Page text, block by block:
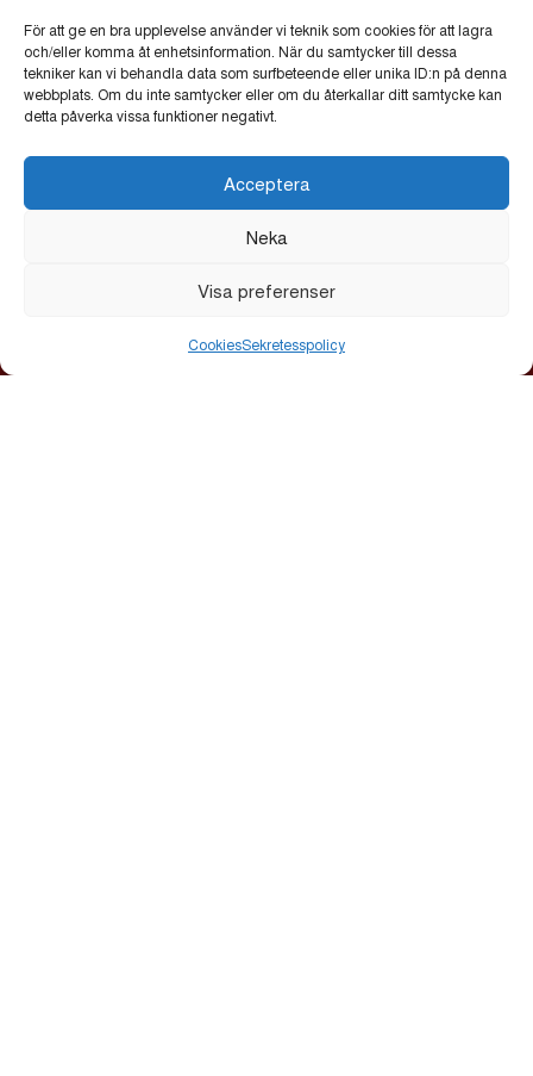
För att ge en bra upplevelse använder vi teknik som cookies för att lagra
och/eller komma åt enhetsinformation. När du samtycker till dessa
tekniker kan vi behandla data som surfbeteende eller unika ID:n på denna
webbplats. Om du inte samtycker eller om du återkallar ditt samtycke kan
detta påverka vissa funktioner negativt.
Acceptera
Neka
Visa preferenser
CookiesSekretesspolicy
Bertil & Britt Svenssons Stiftelse för
Belysningsteknik•Cube of Art•Lindvalls Kaffe•
MLT•Scandic•Vasakronan
Uppsala Citysamverkan•Uppsala kommun
ALLT LJUS PÅ UPPSALA